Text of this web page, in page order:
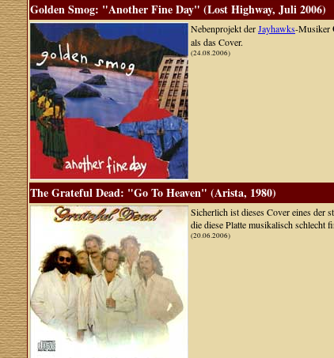
Golden Smog: "Another Fine Day" (Lost Highway, Juli 2006)
Nebenprojekt derJayhawks-Musiker
als das Cover.
(24.08.2006)
The Grateful Dead: "Go To Heaven" (Arista, 1980)
Sicherlich ist dieses Cover eines der
die diese Platte musikalisch schlecht
(20.06.2006)